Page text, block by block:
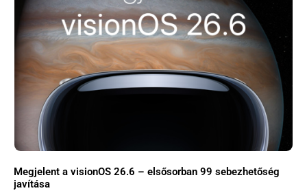
Megjelent a visionOS 26.6 – elsősorban 99 sebezhetőség
javítása